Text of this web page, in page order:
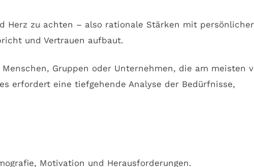
Herz zu achten – also rationale Stärken mit persönlicher
und Vertrauen aufbaut.
Gruppen oder Unternehmen, die am meisten
erfordert eine tiefgehende Analyse der Bedürfnisse,
Motivation und Herausforderungen.